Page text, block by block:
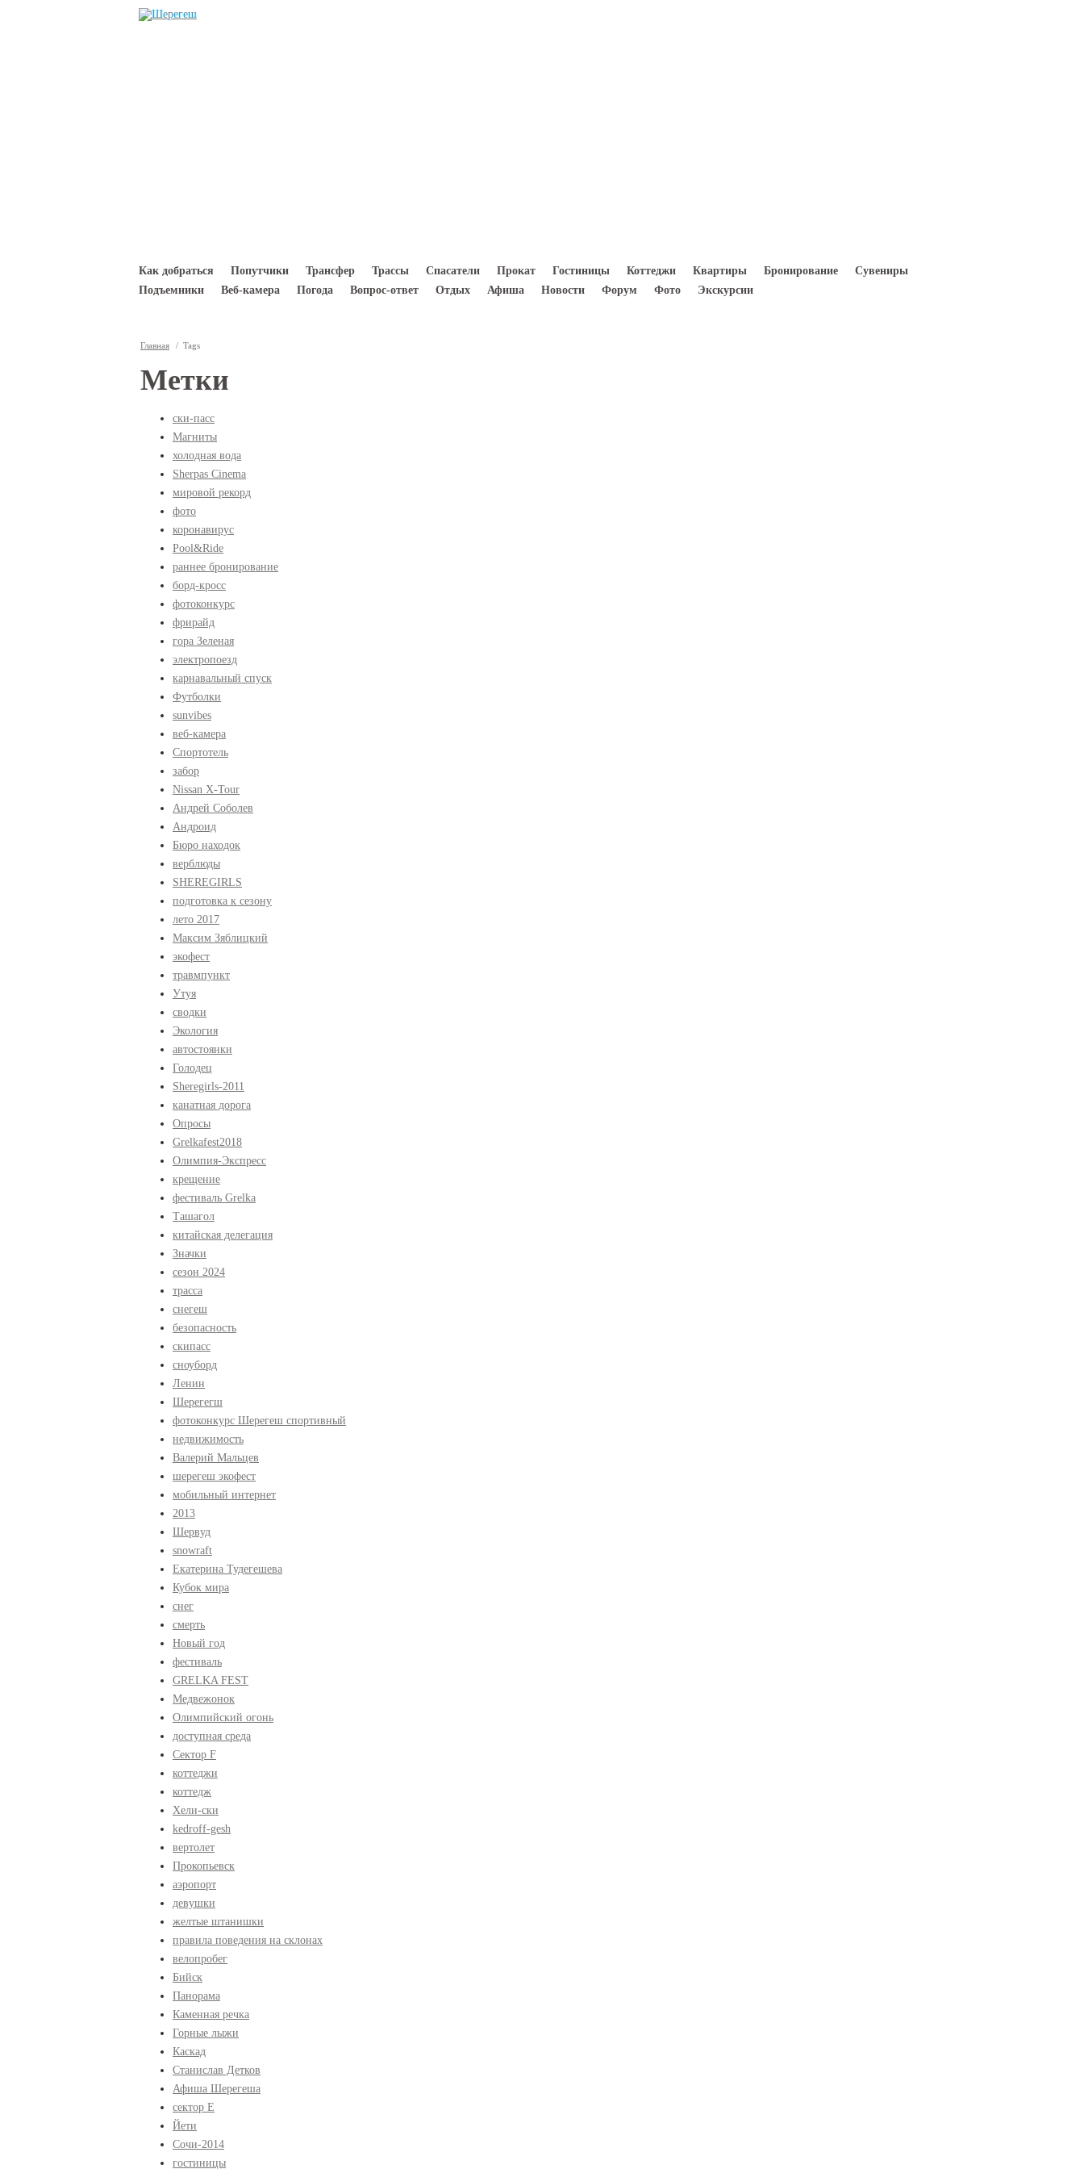
Перейти к основному содержанию
Как добраться Попутчики Трансфер Трассы Спасатели Прокат Гостиницы Коттеджи Квартиры Бронирование
Сувениры
Подъемники
Веб-камера Погода Вопрос-ответ Отдых Афиша Новости Форум Фото Экскурсии
Главная / Tags
Метки
ски-пасс
Магниты
холодная вода
Sherpas Cinema
мировой рекорд
фото
коронавирус
Pool&Ride
раннее бронирование
борд-кросс
фотоконкурс
фрирайд
гора Зеленая
электропоезд
карнавальный спуск
Футболки
sunvibes
веб-камера
Спортотель
забор
Nissan X-Tour
Андрей Соболев
Андроид
Бюро находок
верблюды
SHEREGIRLS
подготовка к сезону
лето 2017
Максим Зяблицкий
экофест
травмпункт
Утуя
сводки
Экология
автостоянки
Голодец
Sheregirls-2011
канатная дорога
Опросы
Grelkafest2018
Олимпия-Экспресс
крещение
фестиваль Grelka
Ташагол
китайская делегация
Значки
сезон 2024
трасса
снегеш
безопасность
скипасс
сноуборд
Ленин
Шерегегш
фотоконкурс Шерегеш спортивный
недвижимость
Валерий Мальцев
шерегеш экофест
мобильный интернет
2013
Шервуд
snowraft
Екатерина Тудегешева
Кубок мира
снег
смерть
Новый год
фестиваль
GRELKA FEST
Медвежонок
Олимпийский огонь
доступная среда
Сектор F
коттеджи
коттедж
Хели-ски
kedroff-gesh
вертолет
Прокопьевск
аэропорт
девушки
желтые штанишки
правила поведения на склонах
велопробег
Бийск
Панорама
Каменная речка
Горные лыжи
Каскад
Станислав Детков
Афиша Шерегеша
сектор Е
Йети
Сочи-2014
гостиницы